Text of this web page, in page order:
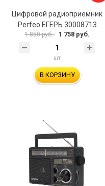
Цифровой радиоприемник
Perfeo ЕГЕРЬ 30008713
1 850 руб. 1 758 руб.
шт
В КОРЗИНУ